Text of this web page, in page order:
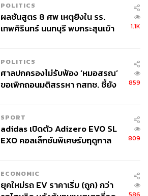
POLITICS
ผลชันสูตร 8 ศพ เหตุยิงใน รร.
เทพศิรินทร์ นนทบุรี พบกระสุนเข้า
1.1K
POLITICS
ศาลปกครองไม่รับฟ้อง ‘หมอสรณ’
ขอเพิกถอนมติสรรหา กสทช. ชี้ยัง
859
SPORT
adidas เปิดตัว Adizero EVO SL
EXO คอลเล็กชันพิเศษรับฤดูกาล
809
ECONOMIC
ยุคใหม่รถ EV ราคาเริ่ม (ถูก) กว่า